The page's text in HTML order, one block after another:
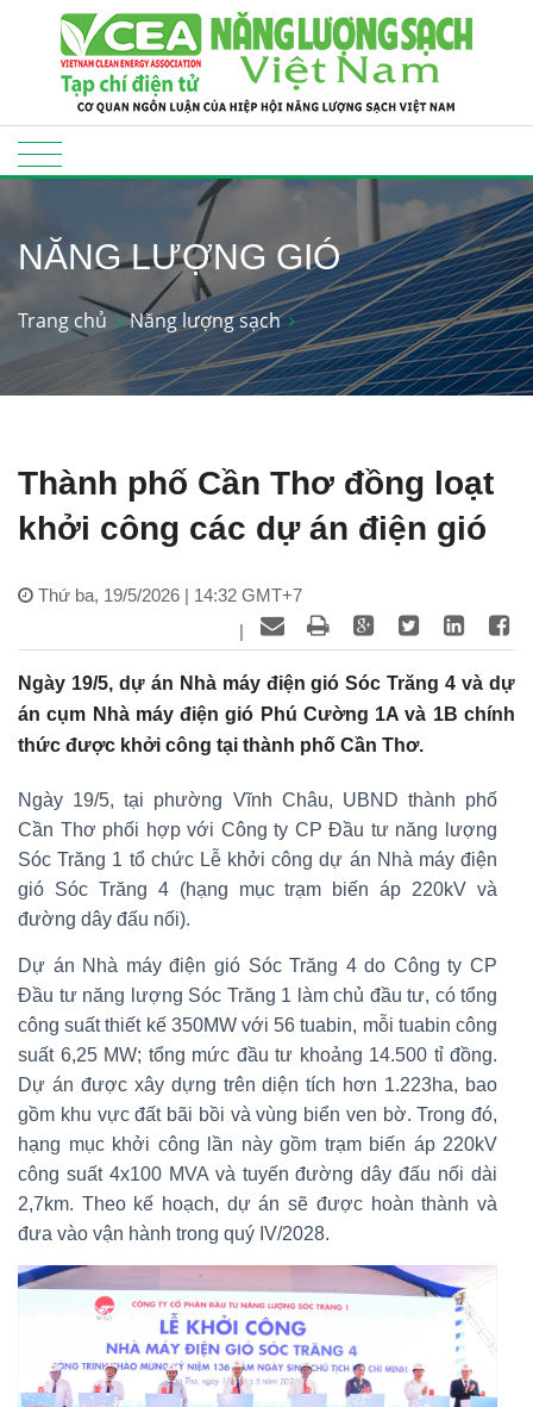
NĂNG LƯỢNG GIÓ
Trang chủ Năng lượng sạch
Thành phố Cần Thơ đồng loạt
khởi công các dự án điện gió
Thứ ba, 19/5/2026 | 14:32 GMT+7
|
Ngày 19/5, dự án Nhà máy điện gió Sóc Trăng 4 và dự
án cụm Nhà máy điện gió Phú Cường 1A và 1B chính
thức được khởi công tại thành phố Cần Thơ.
Ngày 19/5, tại phường Vĩnh Châu, UBND thành phố
Cần Thơ phối hợp với Công ty CP Đầu tư năng lượng
Sóc Trăng 1 tổ chức Lễ khởi công dự án Nhà máy điện
gió Sóc Trăng 4 (hạng mục trạm biến áp 220kV và
đường dây đấu nối).
Dự án Nhà máy điện gió Sóc Trăng 4 do Công ty CP
Đầu tư năng lượng Sóc Trăng 1 làm chủ đầu tư, có tổng
công suất thiết kế 350MW với 56 tuabin, mỗi tuabin công
suất 6,25 MW; tổng mức đầu tư khoảng 14.500 tỉ đồng.
Dự án được xây dựng trên diện tích hơn 1.223ha, bao
gồm khu vực đất bãi bồi và vùng biển ven bờ. Trong đó,
hạng mục khởi công lần này gồm trạm biến áp 220kV
công suất 4x100 MVA và tuyến đường dây đấu nối dài
2,7km. Theo kế hoạch, dự án sẽ được hoàn thành và
đưa vào vận hành trong quý IV/2028.